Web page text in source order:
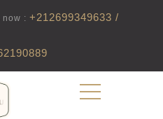
now : +212699349633 /